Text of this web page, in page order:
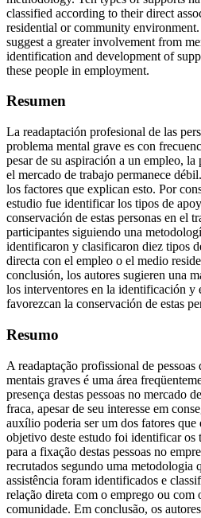
classified according to their direct
residential or community
suggest a greater involvement from
identification and development of
these people in employment.
Resumen
La readaptación profesional de las
problema mental grave es con
pesar de su aspiración a un empleo, la
el mercado de trabajo permanece
los factores que explican esto. Por
estudio fue identificar los tipos de
conservación de estas personas en el
participantes siguiendo una
identificaron y clasificaron diez tipos
directa con el empleo o el medio
conclusión, los autores sugieren una
los interventores en la identificación y
favorezcan la conservación de estas
Resumo
A readaptação profissional de
mentais graves é uma área
presença destas pessoas no mercado
fraca, apesar de seu interesse em
auxílio poderia ser um dos fatores
objetivo deste estudo foi identificar os
para a fixação destas pessoas no
recrutados segundo uma metodologia
assistência foram identificados e
relação direta com o emprego ou com
comunidade. Em conclusão, os